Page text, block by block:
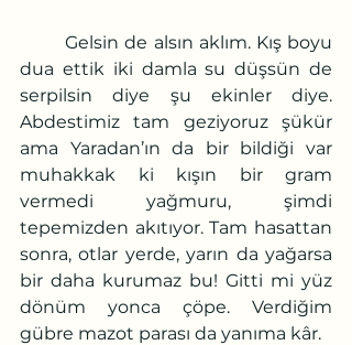
	Gelsin de alsın aklım. Kış boyu
dua ettik iki damla su düşsün de
serpilsin diye şu ekinler diye.
Abdestimiz tam geziyoruz şükür
ama Yaradan’ın da bir bildiği var
muhakkak ki kışın bir gram
vermedi yağmuru, şimdi
tepemizden akıtıyor. Tam hasattan
sonra, otlar yerde, yarın da yağarsa
bir daha kurumaz bu! Gitti mi yüz
dönüm yonca çöpe. Verdiğim
gübre mazot parası da yanıma kâr.